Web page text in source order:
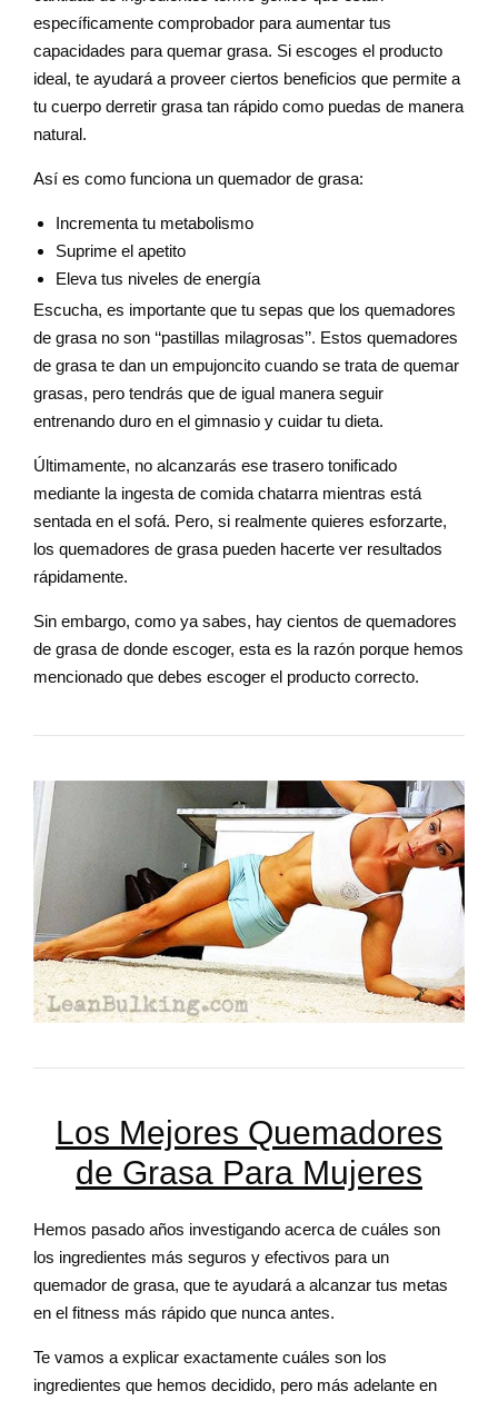
específicamente comprobador para aumentar tus
capacidades para quemar grasa. Si escoges el producto
ideal, te ayudará a proveer ciertos beneficios que permite a
tu cuerpo derretir grasa tan rápido como puedas de manera
natural.
Así es como funciona un quemador de grasa:
Incrementa tu metabolismo
Suprime el apetito
Eleva tus niveles de energía
Escucha, es importante que tu sepas que los quemadores
de grasa no son ‘‘pastillas milagrosas’’. Estos quemadores
de grasa te dan un empujoncito cuando se trata de quemar
grasas, pero tendrás que de igual manera seguir
entrenando duro en el gimnasio y cuidar tu dieta.
Últimamente, no alcanzarás ese trasero tonificado
mediante la ingesta de comida chatarra mientras está
sentada en el sofá. Pero, si realmente quieres esforzarte,
los quemadores de grasa pueden hacerte ver resultados
rápidamente.
Sin embargo, como ya sabes, hay cientos de quemadores
de grasa de donde escoger, esta es la razón porque hemos
mencionado que debes escoger el producto correcto.
Los Mejores Quemadores
de Grasa Para Mujeres
Hemos pasado años investigando acerca de cuáles son
los ingredientes más seguros y efectivos para un
quemador de grasa, que te ayudará a alcanzar tus metas
en el fitness más rápido que nunca antes.
Te vamos a explicar exactamente cuáles son los
ingredientes que hemos decidido, pero más adelante en